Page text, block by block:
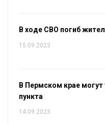
В ходе СВО погиб
15.09.2023
В Пермском крае
пункта
14.09.2023